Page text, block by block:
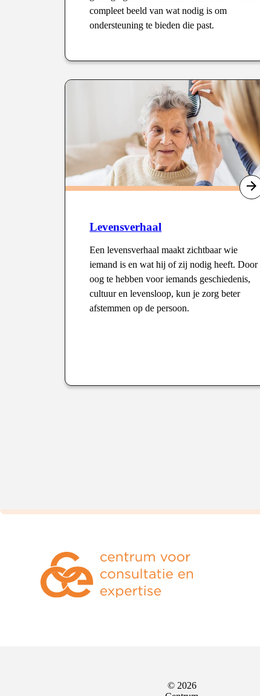
compleet beeld van wat nodig is om
ondersteuning te bieden die past.
Levensverhaal
Een levensverhaal maakt zichtbaar wie
iemand is en wat hij of zij nodig heeft. Door
oog te hebben voor iemands geschiedenis,
cultuur en levensloop, kun je zorg beter
afstemmen op de persoon.
© 2026